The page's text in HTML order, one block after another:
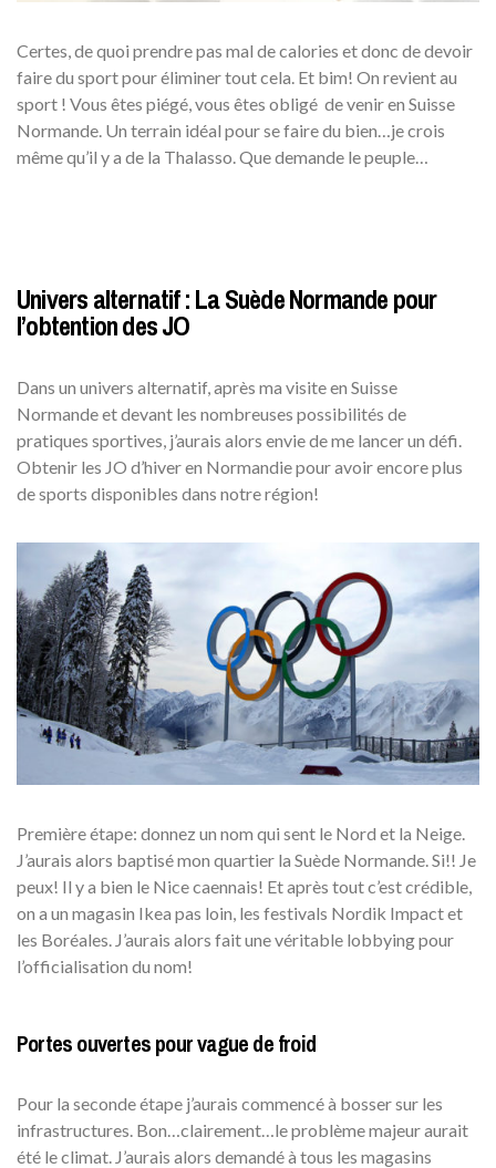
Certes, de quoi prendre pas mal de calories et donc de devoir
faire du sport pour éliminer tout cela. Et bim! On revient au
sport ! Vous êtes piégé, vous êtes obligé de venir en Suisse
Normande. Un terrain idéal pour se faire du bien…je crois
même qu’il y a de la Thalasso. Que demande le peuple…
Univers alternatif : La Suède Normande pour
l’obtention des JO
Dans un univers alternatif, après ma visite en Suisse
Normande et devant les nombreuses possibilités de
pratiques sportives, j’aurais alors envie de me lancer un défi.
Obtenir les JO d’hiver en Normandie pour avoir encore plus
de sports disponibles dans notre région!
Première étape: donnez un nom qui sent le Nord et la Neige.
J’aurais alors baptisé mon quartier la Suède Normande. Si!! Je
peux! Il y a bien le Nice caennais! Et après tout c’est crédible,
on a un magasin Ikea pas loin, les festivals Nordik Impact et
les Boréales. J’aurais alors fait une véritable lobbying pour
l’officialisation du nom!
Portes ouvertes pour vague de froid
Pour la seconde étape j’aurais commencé à bosser sur les
infrastructures. Bon…clairement…le problème majeur aurait
été le climat. J’aurais alors demandé à tous les magasins